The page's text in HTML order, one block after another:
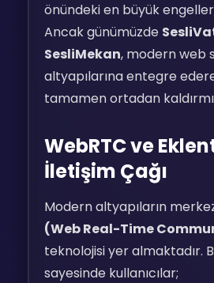
önündeki en büyük
Ancak günümüzde
SesliMekan, modern web
altyapılarına entegre
tamamen ortadan
WebRTC ve
İletişim Çağı
Modern altyapıların
(Web Real-Time
teknolojisi yer almaktadır.
sayesinde kullanıcılar;